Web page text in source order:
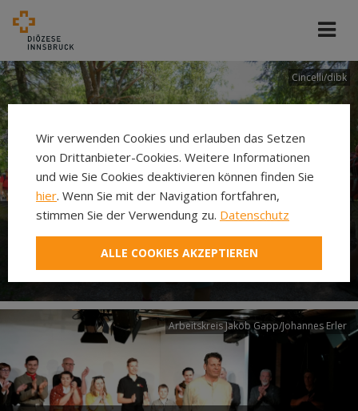
Cincelli/dibk
Neuer Pilgerweg Via
Laudato si’
Arbeitskreis Jakob Gapp/Johannes Erler
Wir verwenden Cookies und erlauben das Setzen
von Drittanbieter-Cookies. Weitere Informationen
und wie Sie Cookies deaktivieren können finden Sie
hier. Wenn Sie mit der Navigation fortfahren,
stimmen Sie der Verwendung zu. Datenschutz
ALLE COOKIES AKZEPTIEREN